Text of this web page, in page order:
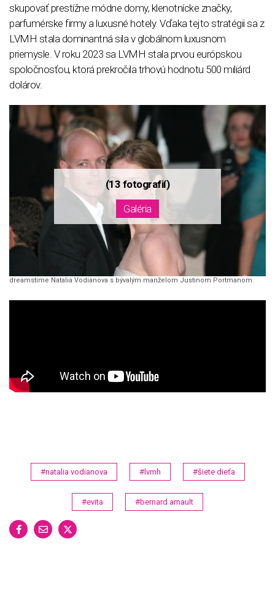
skupovať prestížne módne domy, klenotnícke značky,
parfumérske firmy a luxusné hotely. Vďaka tejto stratégii sa z
LVMH stala dominantná sila v globálnom luxusnom
priemysle. V roku 2023 sa LVMH stala prvou európskou
spoločnosťou, ktorá prekročila trhovú hodnotu 500 miliárd
dolárov.
dreamstime Natalia Vodianova s bývalým manželom Justinom Portmanom.
#natalia vodianova #lvmh #šiete dieťa
#evita #bernard arnault